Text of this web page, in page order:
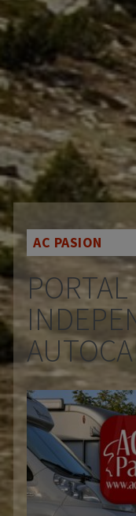
AC PASION
PORTAL